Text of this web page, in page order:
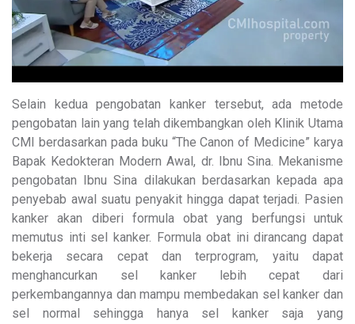
Selain kedua pengobatan kanker tersebut, ada metode
pengobatan lain yang telah dikembangkan oleh Klinik Utama
CMI berdasarkan pada buku “The Canon of Medicine” karya
Bapak Kedokteran Modern Awal, dr. Ibnu Sina. Mekanisme
pengobatan Ibnu Sina dilakukan berdasarkan kepada apa
penyebab awal suatu penyakit hingga dapat terjadi. Pasien
kanker akan diberi formula obat yang berfungsi untuk
memutus inti sel kanker. Formula obat ini dirancang dapat
bekerja secara cepat dan terprogram, yaitu dapat
menghancurkan sel kanker lebih cepat dari
perkembangannya dan mampu membedakan sel kanker dan
sel normal sehingga hanya sel kanker saja yang